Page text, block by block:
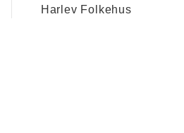
Harlev Folkehus